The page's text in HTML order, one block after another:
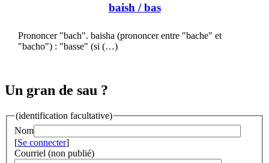
baish / bas
Prononcer "bach". baisha (prononcer entre "bache" et
"bacho") : "basse" (si (…)
Un gran de sau ?
(identification facultative)
Nom
[Se connecter]
Courriel (non publié)